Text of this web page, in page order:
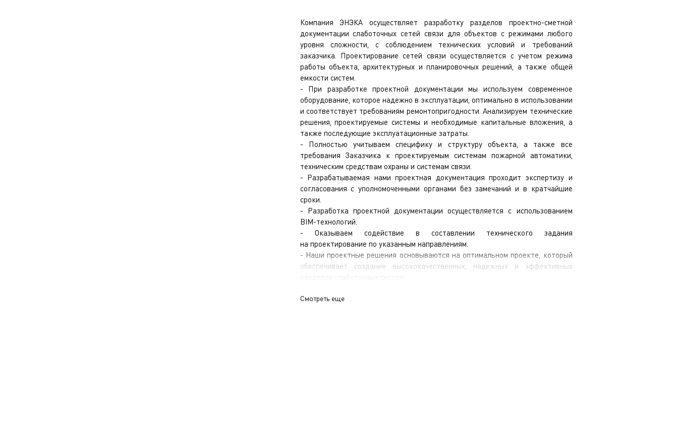
Компания ЭНЭКА осуществляет разработку разделов проектно-сметной
документации слаботочных сетей связи для объектов с режимами любого
уровня сложности, с соблюдением технических условий и требований
заказчика. Проектирование сетей связи осуществляется с учетом режима
работы объекта, архитектурных и планировочных решений, а также общей
емкости систем.
- При разработке проектной документации мы используем современное
оборудование, которое надежно в эксплуатации, оптимально в использовании
и соответствует требованиям ремонтопригодности. Анализируем технические
решения, проектируемые системы и необходимые капитальные вложения, а
также последующие эксплуатационные затраты.
- Полностью учитываем специфику и структуру объекта, а также все
требования Заказчика к проектируемым системам пожарной автоматики,
техническим средствам охраны и системам связи.
- Разрабатываемая нами проектная документация проходит экспертизу и
согласования с уполномоченными органами без замечаний и в кратчайшие
сроки.
- Разработка проектной документации осуществляется с использованием
BIM-технологий.
- Оказываем содействие в составлении технического задания
на проектирование по указанным направлениям.
- Наши проектные решения основываются на оптимальном проекте, который
обеспечивает создание высококачественных, надежных и эффективных
Смотреть еще